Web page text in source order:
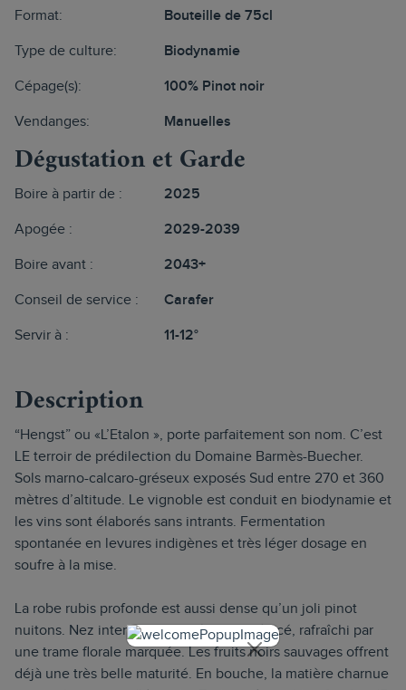
Format: Bouteille de 75cl
Type de culture: Biodynamie
Cépage(s): 100% Pinot noir
Vendanges: Manuelles
Dégustation et Garde
Boire à partir de : 2025
Apogée : 2029-2039
Boire avant : 2043+
Conseil de service : Carafer
Servir à : 11-12°
Description
“Hengst” ou «L’Etalon », porte parfaitement son nom. C’est
LE terroir de prédilection du Domaine Barmès-Buecher.
Sols marno-calcaro-gréseux exposés Sud entre 270 et 360
mètres d’altitude. Le vignoble est conduit en biodynamie et
les vins sont élaborés sans intrants. Fermentation
spontanée en levures indigènes et très léger dosage en
soufre à la mise.
La robe rubis profonde est aussi dense qu’un joli pinot
nuitons. Nez intense particulièrement épicé, rafraîchi par
une trame florale marquée. Les fruits noirs sauvages offrent
déjà une très belle maturité. En bouche, la matière charnue